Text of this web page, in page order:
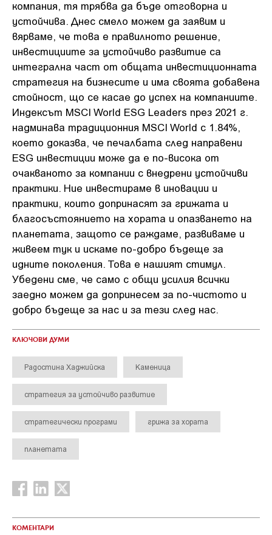
компания, тя трябва да бъде отговорна и
устойчива. Днес смело можем да заявим и
вярваме, че това е правилното решение,
инвестициите за устойчиво развитие са
интегрална част от общата инвестиционната
стратегия на бизнесите и има своята добавена
стойност, що се касае до успех на компаниите.
Индексът MSCI World ESG Leaders през 2021 г.
надминава традиционния MSCI World с 1.84%,
което доказва, че печалбата след направени
ESG инвестиции може да е по-висока от
очакваното за компании с внедрени устойчиви
практики. Ние инвестираме в иновации и
практики, които допринасят за грижата и
благосъстоянието на хората и опазването на
планетата, защото се раждаме, развиваме и
живеем тук и искаме по-добро бъдеще за
идните поколения. Това е нашият стимул.
Убедени сме, че само с общи усилия всички
заедно можем да допринесем за по-чистото и
добро бъдеще за нас и за тези след нас.
КЛЮЧОВИ ДУМИ
Радостина Хаджийска Каменица
стратегия за устойчиво развитие
стратегически програми грижа за хората
планетата
КОМЕНТАРИ